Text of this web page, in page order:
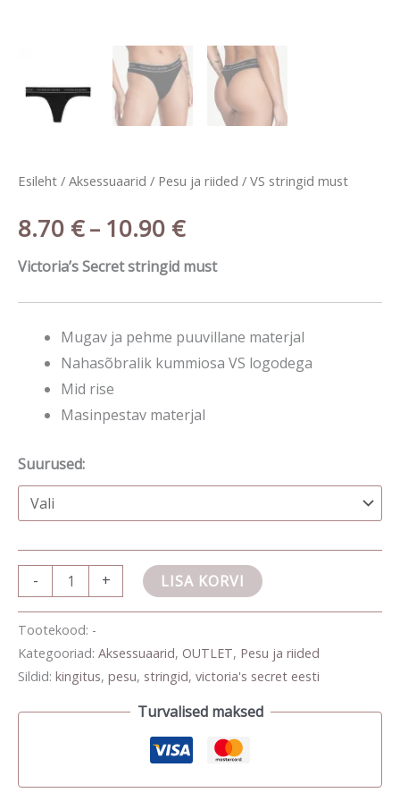
Esileht / Aksessuaarid / Pesu ja riided / VS stringid must
8.70 € – 10.90 €
Victoria’s Secret stringid must
Mugav ja pehme puuvillane materjal
Nahasõbralik kummiosa VS logodega
Mid rise
Masinpestav materjal
Suurused:
- + LISA KORVI
Tootekood: -
Kategooriad: Aksessuaarid, OUTLET, Pesu ja riided
Sildid: kingitus, pesu, stringid, victoria's secret eesti
Turvalised maksed